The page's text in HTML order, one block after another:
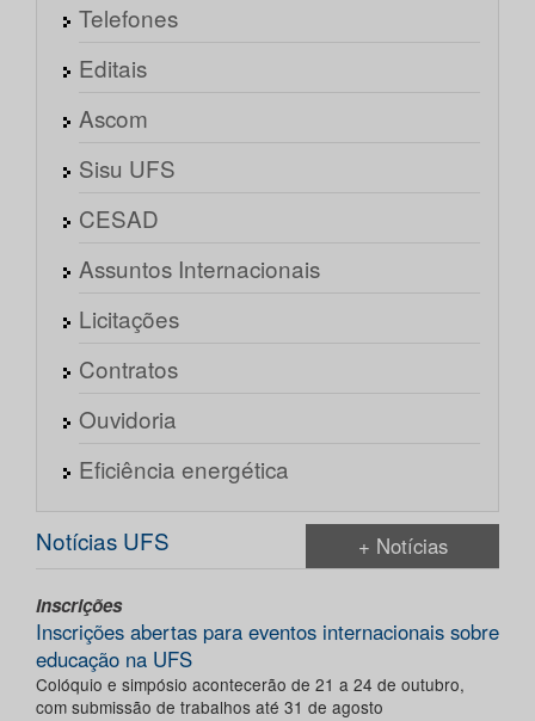
Telefones
Editais
Ascom
Sisu UFS
CESAD
Assuntos Internacionais
Licitações
Contratos
Ouvidoria
Eficiência energética
Notícias UFS + Notícias
Inscrições
Inscrições abertas para eventos internacionais sobre
educação na UFS
Colóquio e simpósio acontecerão de 21 a 24 de outubro,
com submissão de trabalhos até 31 de agosto